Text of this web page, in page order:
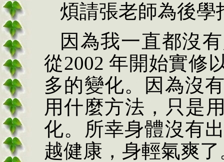
煩請張老師為後學
因為我一直都沒
從2002年開始實修
多的變化。因為沒
用什麼方法，只是
化。所幸身體沒有
越健康，身輕氣爽了